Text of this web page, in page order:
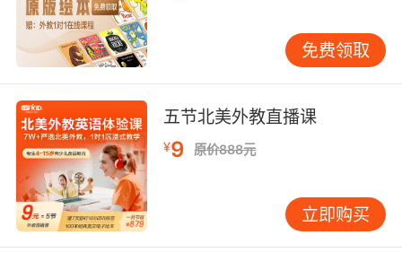
这是五味太郎为0岁的婴儿创作的纸板书绘本系
列，同系列作品还有《愣着愣着……》。即使是创
作给婴儿的作品，也同样有五味太郎作品的鲜明
色彩适合婴儿视觉发展特点，在激发孩子们想象
力触觉的同时，可以帮助孩子认知什么是“发
呆”。
媒体书评：
即使读者是婴儿，五味太郎也丝毫没有偷工减
免费领取
五节北美外教直播课
¥9 原价888元
立即购买